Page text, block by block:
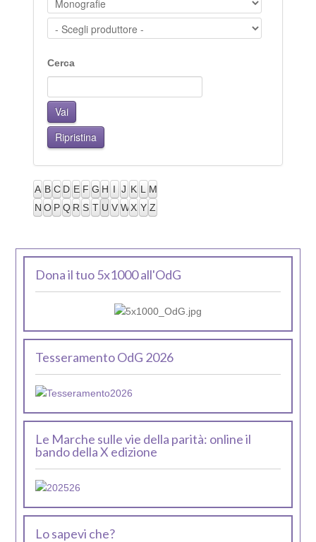
Cerca
A B C D E F G H I J K L
M
N O P Q R S T U V WX Y Z
Dona il tuo 5x1000 all'OdG
Tesseramento OdG 2026
Le Marche sulle vie della parità: online il
bando della X edizione
Lo sapevi che?